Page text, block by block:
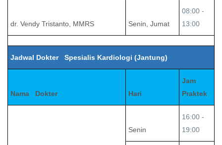
dr. Vendy Tristanto, MMRS Senin, Jumat
08:00 -
13:00
Jadwal Dokter Spesialis Kardiologi (Jantung)
Nama Dokter Hari
Jam
Praktek
Senin
16:00 -
19:00